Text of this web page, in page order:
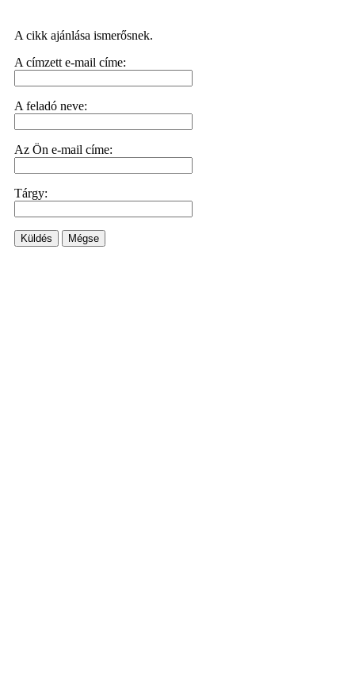
A cikk ajánlása ismerősnek.
A címzett e-mail címe:
A feladó neve:
Az Ön e-mail címe:
Tárgy:
Küldés Mégse